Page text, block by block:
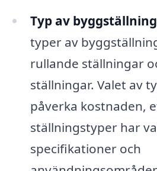
Typ av
typer av
rullande ställningar
ställningar. Valet av
påverka kostnaden,
ställningstyper har
specifikationer och